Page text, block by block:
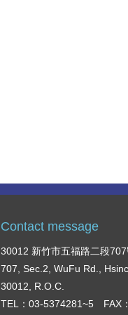
Contact message
30012 新竹市五福路二段
707, Sec.2, WuFu Rd.,
30012, R.O.C.
TEL：03-5374281~5 FAX